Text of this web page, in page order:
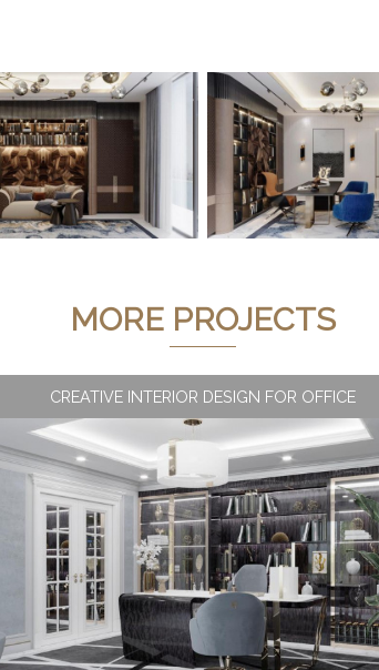
MORE PROJECTS
CREATIVE INTERIOR DESIGN FOR OFFICE